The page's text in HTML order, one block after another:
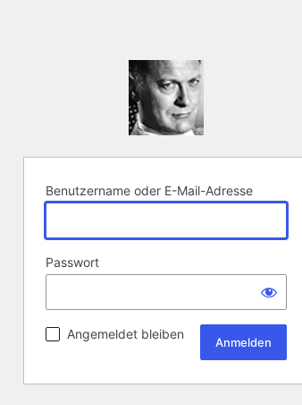
Benutzername oder E-Mail-Adresse
Passwort
Angemeldet bleiben